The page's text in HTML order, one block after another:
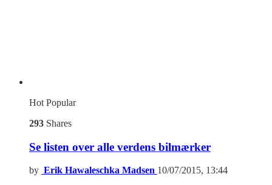
Hot Popular
293 Shares
Se listen over alle verdens bilmærker
by Erik Hawaleschka Madsen 10/07/2015, 13:44